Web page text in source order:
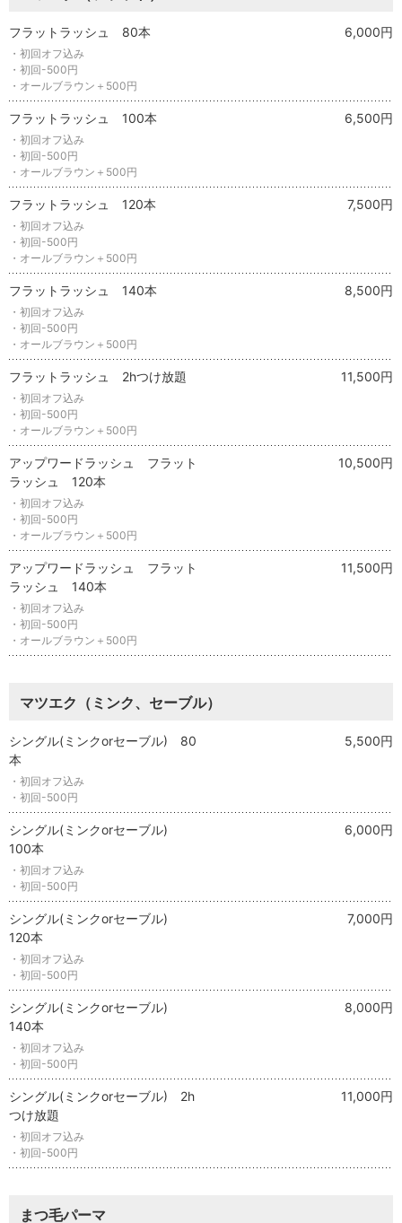
フラットラッシュ 80本 6,000円
・初回オフ込み
・初回-500円
・オールブラウン＋500円
フラットラッシュ 100本 6,500円
・初回オフ込み
・初回-500円
・オールブラウン＋500円
フラットラッシュ 120本 7,500円
・初回オフ込み
・初回-500円
・オールブラウン＋500円
フラットラッシュ 140本 8,500円
・初回オフ込み
・初回-500円
・オールブラウン＋500円
フラットラッシュ 2hつけ放題 11,500円
・初回オフ込み
・初回-500円
・オールブラウン＋500円
アップワードラッシュ フラット
ラッシュ 120本
10,500円
・初回オフ込み
・初回-500円
・オールブラウン＋500円
アップワードラッシュ フラット
ラッシュ 140本
11,500円
・初回オフ込み
・初回-500円
・オールブラウン＋500円
マツエク（ミンク、セーブル）
シングル(ミンクorセーブル) 80
本
5,500円
・初回オフ込み
・初回-500円
シングル(ミンクorセーブル)
100本
6,000円
・初回オフ込み
・初回-500円
シングル(ミンクorセーブル)
120本
7,000円
・初回オフ込み
・初回-500円
シングル(ミンクorセーブル)
140本
8,000円
・初回オフ込み
・初回-500円
シングル(ミンクorセーブル) 2h
つけ放題
11,000円
・初回オフ込み
・初回-500円
まつ毛パーマ